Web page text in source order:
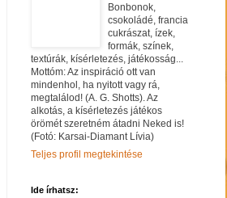
Bonbonok,
csokoládé, francia
cukrászat, ízek,
formák, színek,
textúrák, kísérletezés, játékosság...
Mottóm: Az inspiráció ott van
mindenhol, ha nyitott vagy rá,
megtalálod! (A. G. Shotts). Az
alkotás, a kísérletezés játékos
örömét szeretném átadni Neked is!
(Fotó: Karsai-Diamant Lívia)
Teljes profil megtekintése
Ide írhatsz: